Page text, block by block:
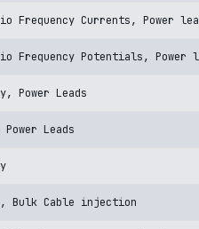
Frequency Currents, Power
Frequency Potentials, Power
Power Leads
Leads
Bulk Cable injection